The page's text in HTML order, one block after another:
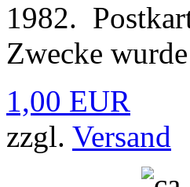
1982.
Zwecke
1,00 EUR
zzgl. Versand